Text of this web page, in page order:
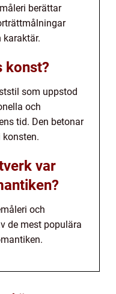
berättar
konst?
som uppstod
och
tid. Den betonar
var
och
de mest populära